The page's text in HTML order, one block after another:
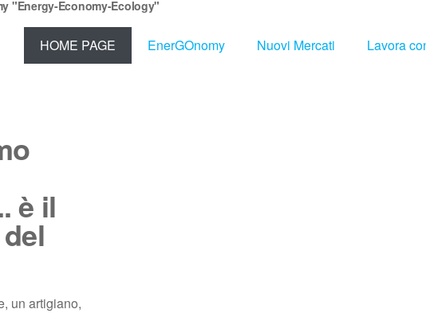
"Energy-Economy-Ecology"
HOME PAGE EnerGOnomy Nuovi Mercati Lavora
è il
un artigiano,